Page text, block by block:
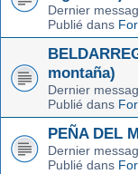
Dernier
Publié dans
montaña)
Dernier
Publié dans
PEÑA DEL
Dernier
Publié dans